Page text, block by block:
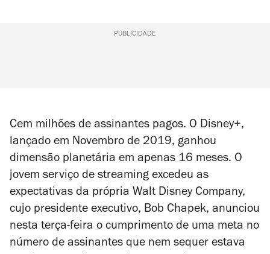
PUBLICIDADE
Cem milhões de assinantes pagos. O Disney+,
lançado em Novembro de 2019, ganhou
dimensão planetária em apenas 16 meses. O
jovem serviço de streaming excedeu as
expectativas da própria Walt Disney Company,
cujo presidente executivo, Bob Chapek, anunciou
nesta terça-feira o cumprimento de uma meta no
número de assinantes que nem sequer estava